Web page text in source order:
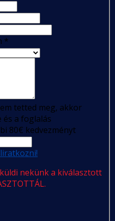
*
tetted meg, akkor
a foglalás
80€ kedvezményt
nekünk a kiválasztott